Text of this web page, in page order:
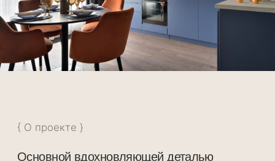
Основной вдохновляющей деталью
интерьера стало сложное арочное окно,
которое задало тон всему пространству.
Мы решили поддержать эту форму и
интегрировать ее в общий концепт
квартиры.
синие и терракотовые оттенки, а также
плитка нестандартной формы,